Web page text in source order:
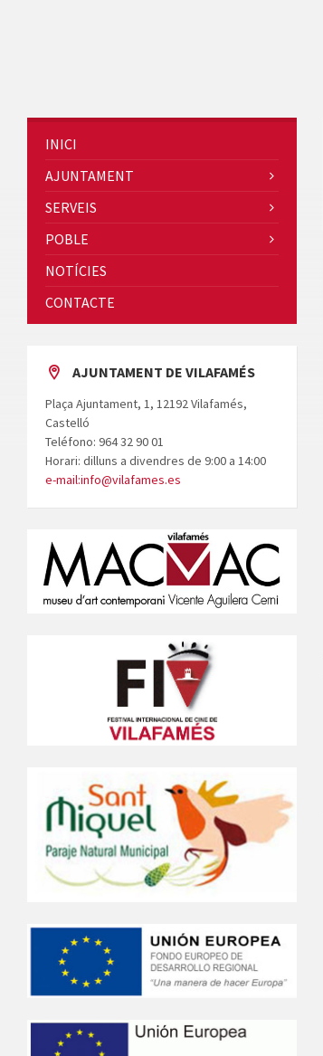
INICI
AJUNTAMENT
SERVEIS
POBLE
NOTÍCIES
CONTACTE
AJUNTAMENT DE VILAFAMÉS
Plaça Ajuntament, 1, 12192 Vilafamés,
Castelló
Teléfono: 964 32 90 01
Horari: dilluns a divendres de 9:00 a 14:00
e-mail:info@vilafames.es